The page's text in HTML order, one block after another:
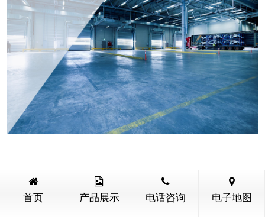
更多
首页 产品展示 电话咨询 电子地图